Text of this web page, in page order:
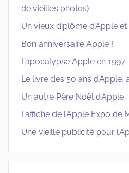
de vieilles photos)
Un vieux diplôme d’Apple et
Bon anniversaire Apple !
L’apocalypse Apple en 1997
Le livre des 50 ans
Un autre Père Noël d’Apple
L’affiche de l’Apple Expo de
Une vieille publicité pour